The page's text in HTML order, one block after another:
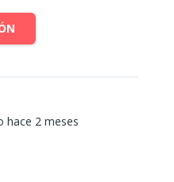
hace 2 meses